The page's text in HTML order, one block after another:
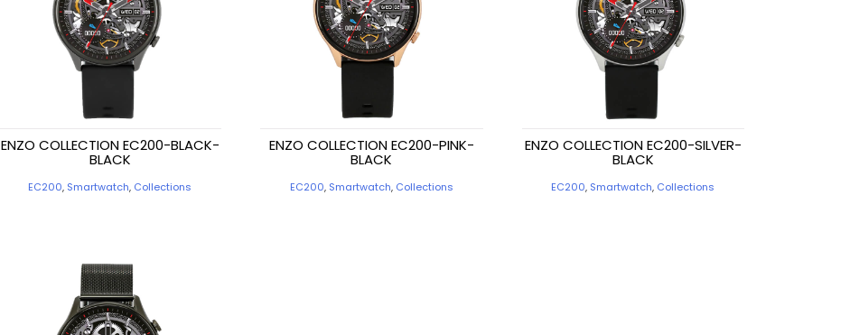
ENZO COLLECTION EC200-BLACK-
BLACK
EC200, Smartwatch, Collections
ENZO COLLECTION EC200-PINK-
BLACK
EC200, Smartwatch, Collections
ENZO COLLECTION EC200-SILVER-
BLACK
EC200, Smartwatch, Collections